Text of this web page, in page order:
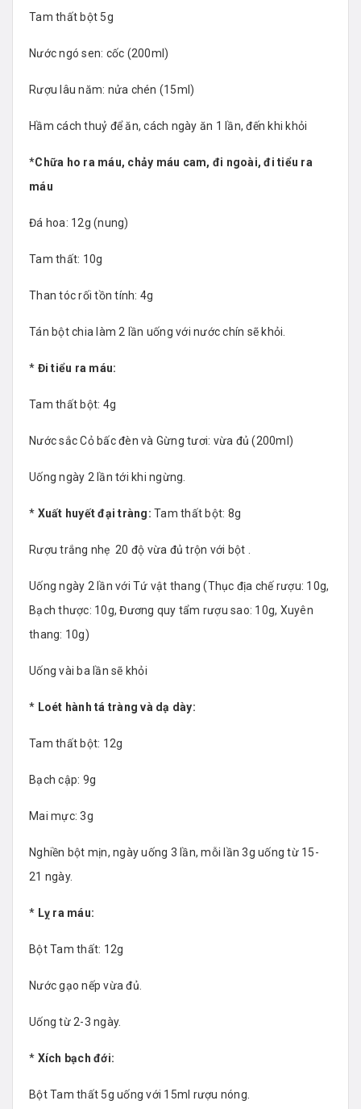
Tam thất bột 5g
Nước ngó sen: cốc (200ml)
Rượu lâu năm: nửa chén (15ml)
Hầm cách thuỷ để ăn, cách ngày ăn 1 lần, đến khi khỏi
*Chữa ho ra máu, chảy máu cam, đi ngoài, đi tiểu ra
máu
Đá hoa: 12g (nung)
Tam thất: 10g
Than tóc rối tồn tính: 4g
Tán bột chia làm 2 lần uống với nước chín sẽ khỏi.
* Đi tiểu ra máu:
Tam thất bột: 4g
Nước sắc Cỏ bấc đèn và Gừng tươi: vừa đủ (200ml)
Uống ngày 2 lần tới khi ngừng.
* Xuất huyết đại tràng: Tam thất bột: 8g
Rượu trắng nhẹ 20 độ vừa đủ trộn với bột .
Uống ngày 2 lần với Tứ vật thang (Thục địa chế rượu: 10g,
Bạch thược: 10g, Đương quy tẩm rượu sao: 10g, Xuyên
thang: 10g)
Uống vài ba lần sẽ khỏi
* Loét hành tá tràng và dạ dày:
Tam thất bột: 12g
Bạch cập: 9g
Mai mực: 3g
Nghiền bột mịn, ngày uống 3 lần, mỗi lần 3g uống từ 15-
21 ngày.
* Lỵ ra máu:
Bột Tam thất: 12g
Nước gạo nếp vừa đủ.
Uống từ 2-3 ngày.
* Xích bạch đới:
Bột Tam thất 5g uống với 15ml rượu nóng.